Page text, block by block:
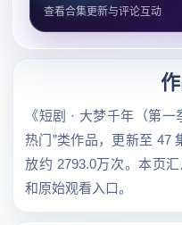
查看合集更新与评论互动
《短剧 · 大梦千年（第
热门”类作品，更新至 47
放约 2793.0万次。本页
和原始观看入口。